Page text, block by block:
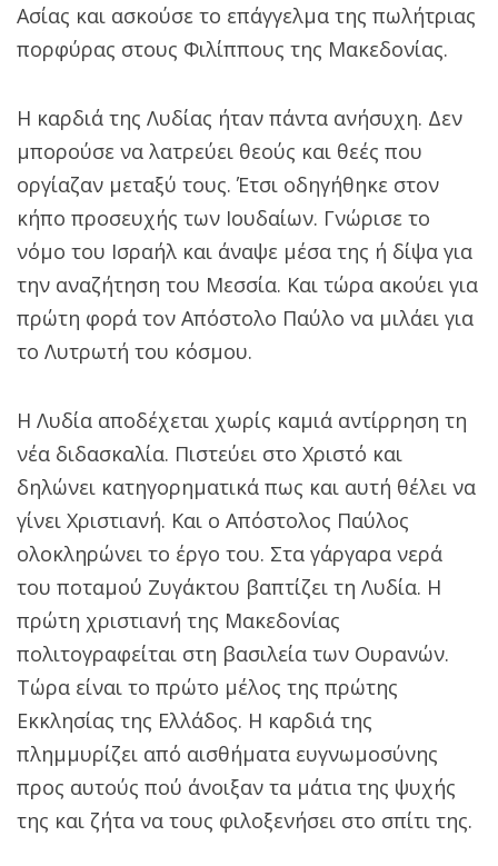
Ασίας και ασκούσε το επάγγελμα της πωλήτριας
πορφύρας στους Φιλίππους της Μακεδονίας.
Η καρδιά της Λυδίας ήταν πάντα ανήσυχη. Δεν
μπορούσε να λατρεύει θεούς και θεές που
οργίαζαν μεταξύ τους. Έτσι οδηγήθηκε στον
κήπο προσευχής των Ιουδαίων. Γνώρισε το
νόμο του Ισραήλ και άναψε μέσα της ή δίψα για
την αναζήτηση του Μεσσία. Και τώρα ακούει για
πρώτη φορά τον Απόστολο Παύλο να μιλάει για
το Λυτρωτή του κόσμου.
Η Λυδία αποδέχεται χωρίς καμιά αντίρρηση τη
νέα διδασκαλία. Πιστεύει στο Χριστό και
δηλώνει κατηγορηματικά πως και αυτή θέλει να
γίνει Χριστιανή. Και ο Απόστολος Παύλος
ολοκληρώνει το έργο του. Στα γάργαρα νερά
του ποταμού Ζυγάκτου βαπτίζει τη Λυδία. Η
πρώτη χριστιανή της Μακεδονίας
πολιτογραφείται στη βασιλεία των Ουρανών.
Τώρα είναι το πρώτο μέλος της πρώτης
Εκκλησίας της Ελλάδος. Η καρδιά της
πλημμυρίζει από αισθήματα ευγνωμοσύνης
προς αυτούς πού άνοιξαν τα μάτια της ψυχής
της και ζήτα να τους φιλοξενήσει στο σπίτι της.